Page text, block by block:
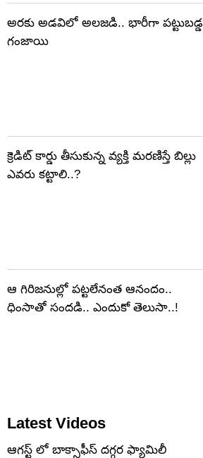
అరకు అడవిలో అలజడి.. భారీగా పట్టుబడ్డ
గంజాయి
క్రెడిట్ కార్డు తీసుకున్న వ్యక్తి మరణిస్తే బిల్లు
ఎవరు కట్టాలి..?
ఆ గిరిజనుల్లో పట్టలేనంత ఆనందం..
ధింసాతో సందడి.. ఎందుకో తెలుసా..!
Latest Videos
ఆగస్ట్ లో బాక్సాఫీస్ దగ్గర ఫ్యామిలీ